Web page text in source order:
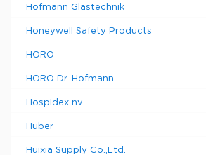
Hofmann Glastechnik
Honeywell Safety Products
HORO
HORO Dr. Hofmann
Hospidex nv
Huber
Huixia Supply Co.,Ltd.